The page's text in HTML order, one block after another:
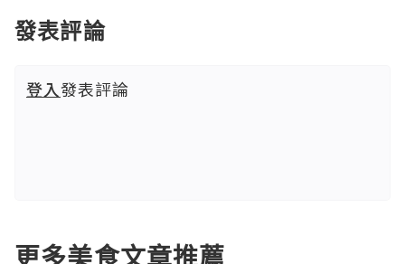
發表評論
登入發表評論
更多美食文章推薦